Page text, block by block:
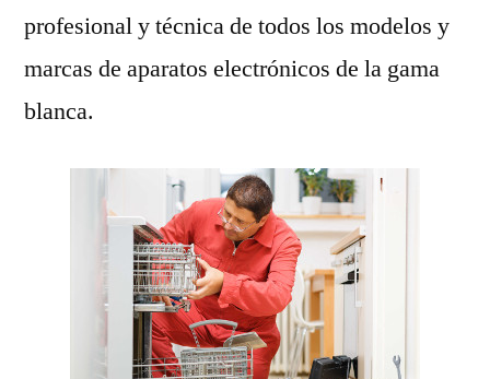
profesional y técnica de todos los modelos y
marcas de aparatos electrónicos de la gama
blanca.